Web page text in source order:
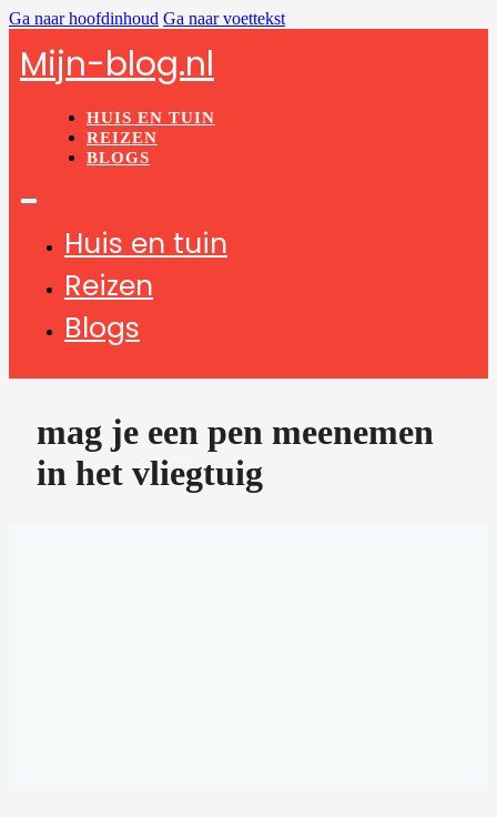
Ga naar hoofdinhoud Ga naar voettekst
Mijn-blog.nl
HUIS EN TUIN
REIZEN
BLOGS
Huis en tuin
Reizen
Blogs
mag je een pen meenemen
in het vliegtuig